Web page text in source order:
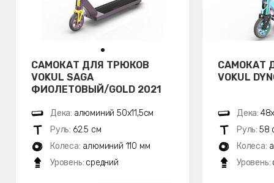
САМОКАТ ДЛЯ ТРЮКОВ
VOKUL SAGA
ФИОЛЕТОВЫЙ/GOLD 2021
Дека: алюминий 50х11,5см
Руль: 62.5 см
Колеса: алюминий 110 мм
Уровень: средний
САМОКАТ
VOKUL
Дека:
Руль: 58
Колеса:
Уровень: